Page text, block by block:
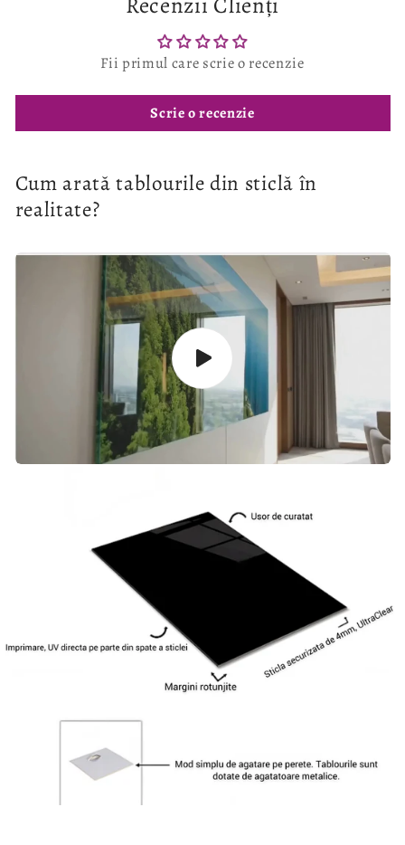
Fii primul care scrie o recenzie
Scrie o recenzie
Cum arată tablourile din sticlă în
realitate?